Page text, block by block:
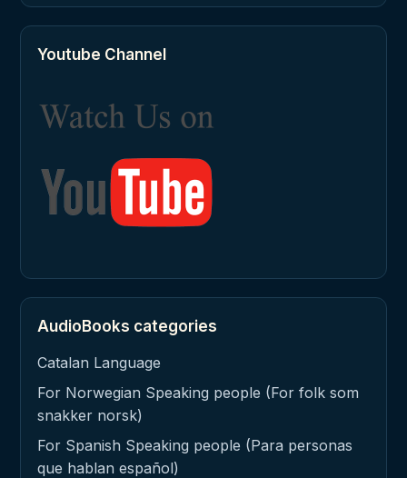
Youtube Channel
AudioBooks categories
Catalan Language
For Norwegian Speaking people (For folk som
snakker norsk)
For Spanish Speaking people (Para personas
que hablan español)